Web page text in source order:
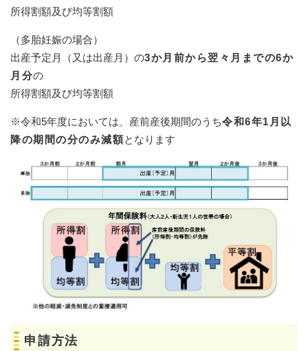
所得割額及び均等割額
（多胎妊娠の場合）
出産予定月（又は出産月）の3か月前から翌々月までの6か
月分の
所得割額及び均等割額
※令和5年度においては、産前産後期間のうち令和6年1月以
降の期間の分のみ減額となります
申請方法